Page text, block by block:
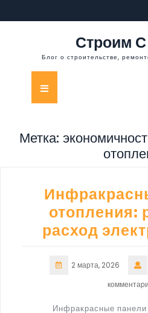
к
Строим
Блог о строительстве,
Кнопка
Метка:
отопления:
расход
2 марта, 2026
Инфракрасные панели